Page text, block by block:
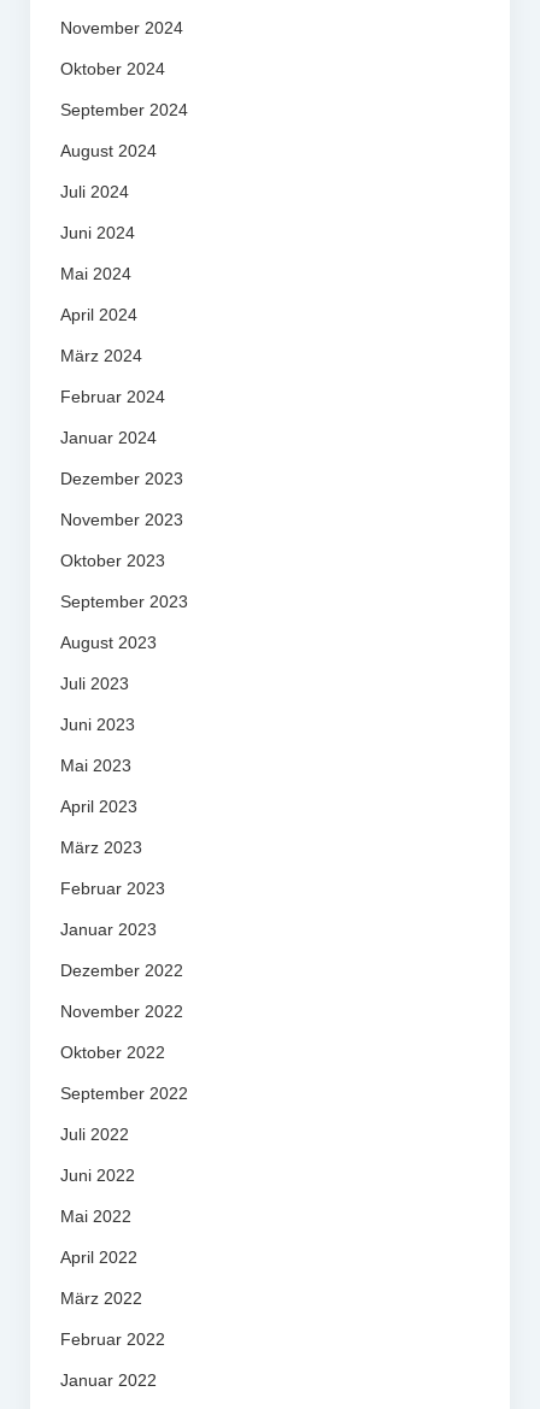
November 2024
Oktober 2024
September 2024
August 2024
Juli 2024
Juni 2024
Mai 2024
April 2024
März 2024
Februar 2024
Januar 2024
Dezember 2023
November 2023
Oktober 2023
September 2023
August 2023
Juli 2023
Juni 2023
Mai 2023
April 2023
März 2023
Februar 2023
Januar 2023
Dezember 2022
November 2022
Oktober 2022
September 2022
Juli 2022
Juni 2022
Mai 2022
April 2022
März 2022
Februar 2022
Januar 2022